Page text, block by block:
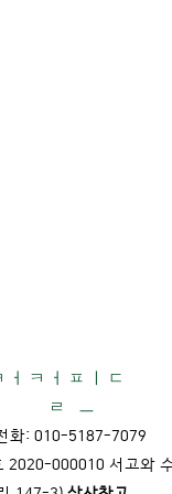
ㅋ ㅓ ㅍ ㅣ ㄷ
화: 010-5187-7079
000010 서고와